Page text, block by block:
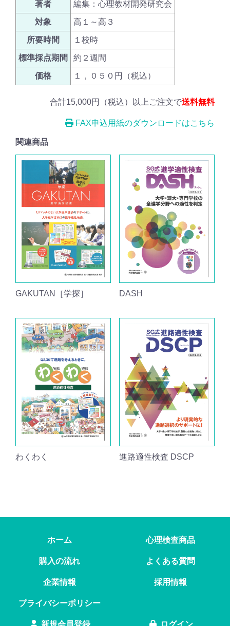
著者 編集：心理教材開発研究会
対象 高１～高３
所要時間 １校時
標準採点期間 約２週間
価格 １，０５０円（税込）
合計15,000円（税込）以上ご注文で送料無料
FAX申込用紙のダウンロードはこちら
関連商品
GAKUTAN［学探］ DASH
わくわく 進路適性検査 DSCP
ホーム 心理検査商品
購入の流れ よくある質問
企業情報 採用情報
プライバシーポリシー
新規会員登録 ログイン